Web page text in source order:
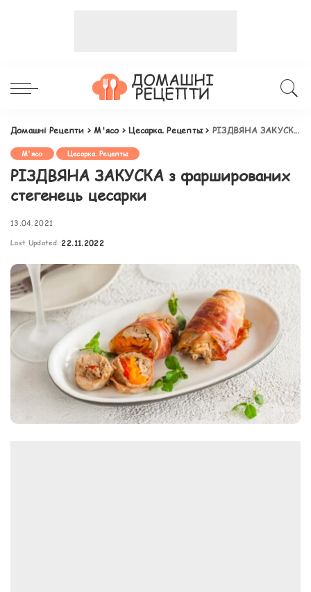
Домашні Рецепти >М'ясо>Цесарка. Рецепты> РІЗДВЯНА ЗАКУСКА з фаршированих стегенець цесарки
М'ясо Цесарка. Рецепты
РІЗДВЯНА ЗАКУСКА з фаршированих
стегенець цесарки
13.04.2021
Last Updated: 22.11.2022